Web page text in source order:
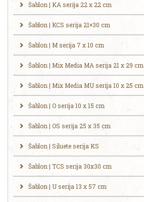
Šablon | KA serija 22 x 22 cm
Šablon | KCS serija 21×30 cm
Šablon | M serija 7 x 10 cm
Šablon | Mix Media MA serija 21 x 29 cm
Šablon | Mix Media MU serija 10 x 25 cm
Šablon | O serija 10 x 15 cm
Šablon | OS serija 25 x 35 cm
Šablon | Siluete serija KS
Šablon | TCS serija 30x30 cm
Šablon | U serija 13 x 57 cm